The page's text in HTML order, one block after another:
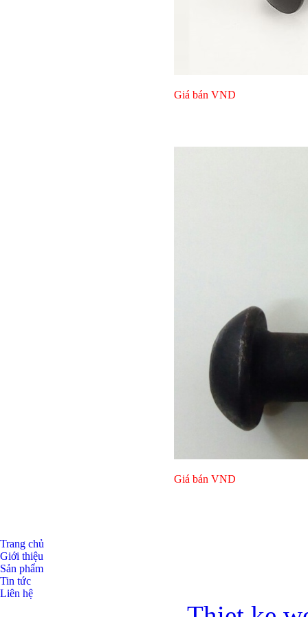
Bulong lục giác
Giá bán VND
Giá bán VND
Trang chủ
Giới thiệu
Sản phẩm
Tin tức
Liên hệ